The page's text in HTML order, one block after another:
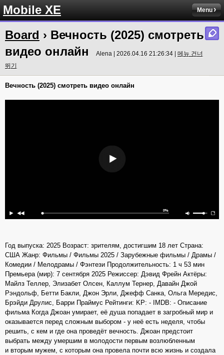
Mobile XE Menu
Board › Вечность (2025) смотреть
видео онлайн
Alena | 2026.04.16 21:26:34 | 메뉴 건너
뛰기
Вечность (2025) смотреть видео онлайн
Год выпуска: 2025 Возраст: зрителям, достигшим 18 лет Страна:
США Жанр: Фильмы / Фильмы 2025 / Зарубежные фильмы / Драмы /
Комедии / Мелодрамы / Фэнтези Продолжительность: 1 ч 53 мин
Премьера (мир): 7 сентября 2025 Режиссер: Дэвид Фрейн Актёры:
Майлз Теллер, Элизабет Олсен, Каллум Тернер, Давайн Джой
Рэндольф, Бетти Бакли, Джон Эрли, Джефф Санка, Ольга Мередис,
Брэйди Друлис, Барри Праймус Рейтинги: KP: - IMDB: - Описание
фильма Когда Джоан умирает, её душа попадает в загробный мир и
оказывается перед сложным выбором - у неё есть неделя, чтобы
решить, с кем и где она проведёт вечность. Джоан предстоит
выбрать между умершим в молодости первым возлюбленным
и вторым мужем, с которым она провела почти всю жизнь и создала